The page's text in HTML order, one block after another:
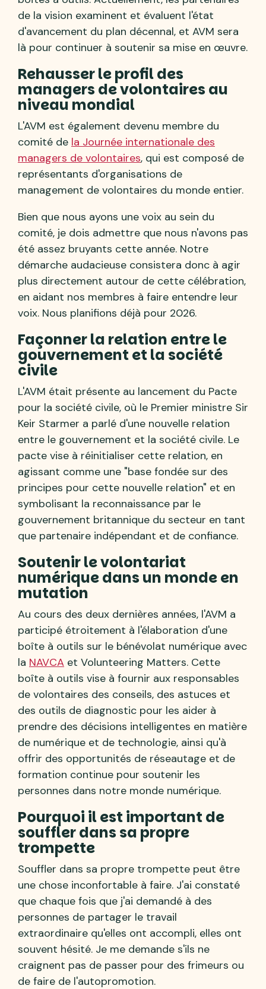
de la vision examinent et évaluent l'état
d'avancement du plan décennal, et AVM sera
là pour continuer à soutenir sa mise en œuvre.
Rehausser le profil des
managers de volontaires au
niveau mondial
L'AVM est également devenu membre du
comité de la Journée internationale des
managers de volontaires, qui est composé de
représentants d'organisations de
management de volontaires du monde entier.
Bien que nous ayons une voix au sein du
comité, je dois admettre que nous n'avons pas
été assez bruyants cette année. Notre
démarche audacieuse consistera donc à agir
plus directement autour de cette célébration,
en aidant nos membres à faire entendre leur
voix. Nous planifions déjà pour 2026.
Façonner la relation entre le
gouvernement et la société
civile
L'AVM était présente au lancement du Pacte
pour la société civile, où le Premier ministre Sir
Keir Starmer a parlé d'une nouvelle relation
entre le gouvernement et la société civile. Le
pacte vise à réinitialiser cette relation, en
agissant comme une "base fondée sur des
principes pour cette nouvelle relation" et en
symbolisant la reconnaissance par le
gouvernement britannique du secteur en tant
que partenaire indépendant et de confiance.
Soutenir le volontariat
numérique dans un monde en
mutation
Au cours des deux dernières années, l'AVM a
participé étroitement à l'élaboration d'une
boîte à outils sur le bénévolat numérique avec
la NAVCA et Volunteering Matters. Cette
boîte à outils vise à fournir aux responsables
de volontaires des conseils, des astuces et
des outils de diagnostic pour les aider à
prendre des décisions intelligentes en matière
de numérique et de technologie, ainsi qu'à
offrir des opportunités de réseautage et de
formation continue pour soutenir les
personnes dans notre monde numérique.
Pourquoi il est important de
souffler dans sa propre
trompette
Souffler dans sa propre trompette peut être
une chose inconfortable à faire. J'ai constaté
que chaque fois que j'ai demandé à des
personnes de partager le travail
extraordinaire qu'elles ont accompli, elles ont
souvent hésité. Je me demande s'ils ne
craignent pas de passer pour des frimeurs ou
de faire de l'autopromotion.